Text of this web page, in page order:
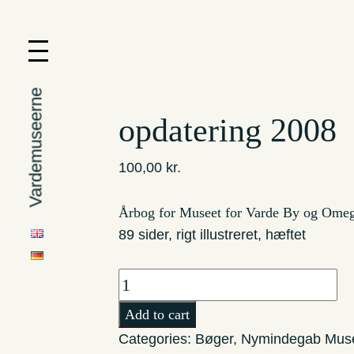
Vardemuseerne opdatering 2008
100,00 kr.
Årbog for Museet for Varde By og
89 sider, rigt illustreret, hæftet
opdatering
2008
quantity
Add to cart
Categories: Bøger, Nymindegab